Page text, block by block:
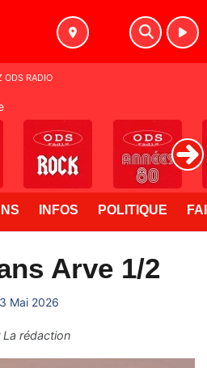
INFOS POLITIQUE
Arve 1/2
Mai 2026
La rédaction
ODS RADIO